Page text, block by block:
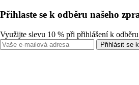
Přihlaste se k odběru našeho
Využijte slevu 10 % při přihlášení k
Přihlásit se